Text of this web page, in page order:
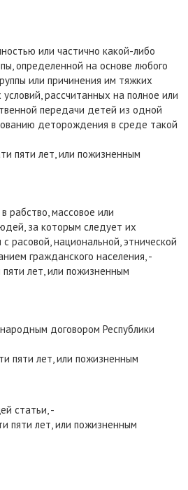
или частично какой-либо
определенной на основе любого
или причинения им тяжких
рассчитанных на полное или
передачи детей из одной
деторождения в среде такой
пяти лет, или пожизненным
рабство, массовое или
за которым следует их
расовой, национальной, этнической
гражданского населения, -
лет, или пожизненным
договором Республики
пяти лет, или пожизненным
статьи, -
пяти лет, или пожизненным